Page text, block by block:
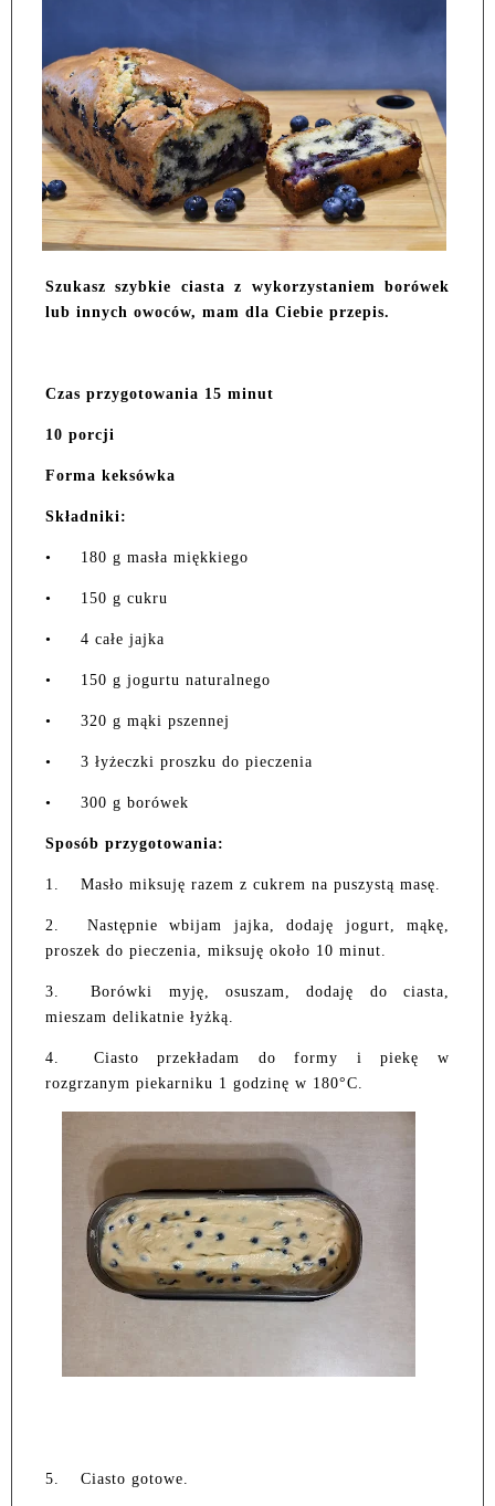
Szukasz szybkie ciasta z wykorzystaniem borówek
lub innych owoców, mam dla Ciebie przepis.
Czas przygotowania 15 minut
10 porcji
Forma keksówka
Składniki:
• 180 g masła miękkiego
• 150 g cukru
• 4 całe jajka
• 150 g jogurtu naturalnego
• 320 g mąki pszennej
• 3 łyżeczki proszku do pieczenia
• 300 g borówek
Sposób przygotowania:
1. Masło miksuję razem z cukrem na puszystą masę.
2.
Następnie wbijam jajka, dodaję jogurt, mąkę,
proszek do pieczenia, miksuję około 10 minut.
3.
Borówki myję, osuszam, dodaję do ciasta,
mieszam delikatnie łyżką.
4.
Ciasto przekładam do formy i piekę w
rozgrzanym piekarniku 1 godzinę w 180°C.
5. Ciasto gotowe.